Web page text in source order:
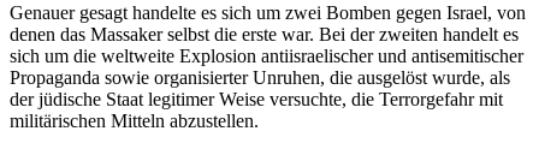
Genauer gesagt handelte es sich um zwei Bomben gegen Israel, von
denen das Massaker selbst die erste war. Bei der zweiten handelt es
sich um die weltweite Explosion antiisraelischer und antisemitischer
Propaganda sowie organisierter Unruhen, die ausgelöst wurde, als
der jüdische Staat legitimer Weise versuchte, die Terrorgefahr mit
militärischen Mitteln abzustellen.